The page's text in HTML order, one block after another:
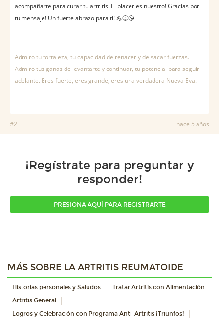
acompañarte para curar tu artritis! El placer es nuestro! Gracias por
tu mensaje! Un fuerte abrazo para ti! 💪😊😘
Admiro tu fortaleza, tu capacidad de renacer y de sacar fuerzas.
Admiro tus ganas de levantarte y continuar, tu potencial para seguir
adelante. Eres fuerte, eres grande, eres una verdadera Nueva Eva.
#2 hace 5 años
¡Regístrate para preguntar y
responder!
PRESIONA AQUÍ PARA REGISTRARTE
MÁS SOBRE LA ARTRITIS REUMATOIDE
Historias personales y Saludos
Tratar Artritis con Alimentación
Artritis General
Logros y Celebración con Programa Anti-Artritis ¡Triunfos!